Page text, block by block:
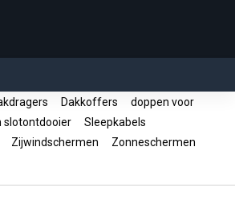
Dakkoffers
doppen voor
slotontdooier
Sleepkabels
Zijwindschermen
Zonneschermen